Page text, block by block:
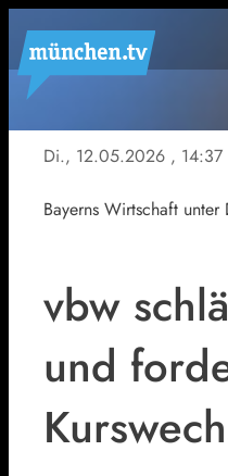
Di., 12.05.2026 , 14:37
Bayerns Wirtschaft unter
vbw
und